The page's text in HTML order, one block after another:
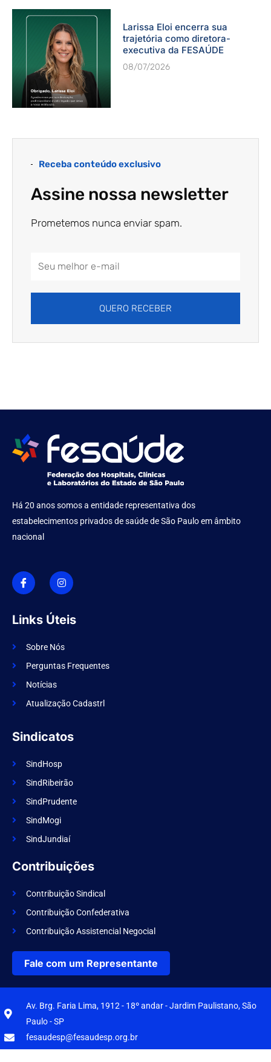
Larissa Eloi encerra sua
trajetória como diretora-
executiva da FESAÚDE
08/07/2026
Receba conteúdo exclusivo
Assine nossa newsletter
Prometemos nunca enviar spam.
QUERO RECEBER
Há 20 anos somos a entidade representativa dos
estabelecimentos privados de saúde de São Paulo em âmbito
nacional
I
c
o
n
f
a
e
o
k
I
n
s
t
g
r
m
Links Úteis
Sobre Nós
Perguntas Frequentes
Notícias
Atualização Cadastrl
Sindicatos
SindHosp
SindRibeirão
SindPrudente
SindMogi
SindJundiaí
Contribuições
Contribuição Sindical
Contribuição Confederativa
Contribuição Assistencial Negocial
Fale com um Representante
Av. Brg. Faria Lima, 1912 - 18º andar - Jardim Paulistano, São
Paulo - SP
fesaudesp@fesaudesp.org.br